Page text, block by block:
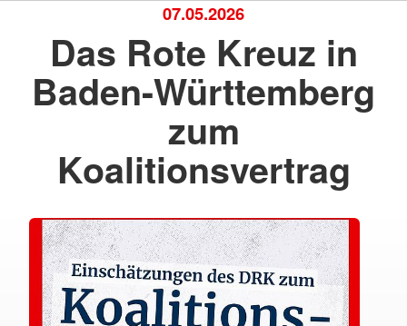
07.05.2026
Das Rote Kreuz in
Baden-Württemberg
zum
Koalitionsvertrag